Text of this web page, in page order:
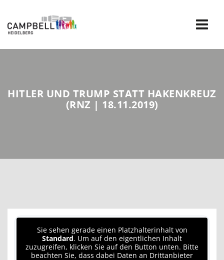
content
HITLER UND TRUMP STATT HAKENKREUZ
(RNZ | 18.11.2019)
Sie sehen gerade einen Platzhalterinhalt von
Standard. Um auf den eigentlichen Inhalt
zuzugreifen, klicken Sie auf den Button unten. Bitte
beachten Sie, dass dabei Daten an Drittanbieter